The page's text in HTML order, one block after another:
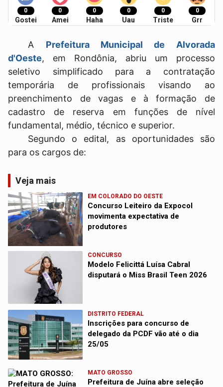
0
Gostei
0
Amei
0
Haha
0
Uau
0
Triste
0
Grr
A Prefeitura Municipal de Alvorada
d'Oeste, em Rondônia, abriu um processo
seletivo simplificado para a contratação
temporária de profissionais visando ao
preenchimento de vagas e à formação de
cadastro de reserva em funções de nível
fundamental, médio, técnico e superior.
Segundo o edital, as oportunidades são
para os cargos de:
Veja mais
EM COLORADO DO OESTE
Concurso Leiteiro da Expocol
movimenta expectativa de
produtores
CONCURSO
Modelo Felicittá Luísa Cabral
disputará o Miss Brasil Teen 2026
DISTRITO FEDERAL
Inscrições para concurso de
delegado da PCDF vão até o dia
25/05
MATO GROSSO
Prefeitura de Juína abre seleção